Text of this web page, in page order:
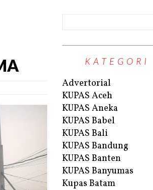
KATEGORI
Advertorial
KUPAS Aceh
KUPAS Aneka
KUPAS Babel
KUPAS Bali
KUPAS Bandung
KUPAS Banten
KUPAS Banyumas
Kupas Batam